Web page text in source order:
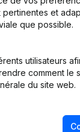
et
que possible.
utilisateurs
comment le
du site web.